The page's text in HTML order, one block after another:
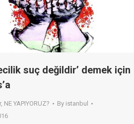
suç değildir’ demek için
, NE YAPIYORUZ? By istanbul